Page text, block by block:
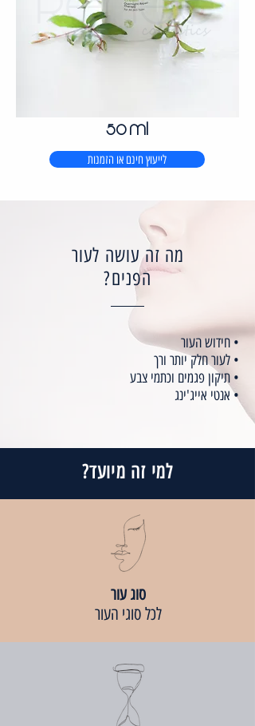
50 ml
לייעוץ חינם או הזמנות
מה זה עושה לעור
הפנים?
• חידוש העור
• לעור חלק יותר ורך
• תיקון פגמים וכתמי צבע
• אנטי אייג'ינג
למי זה מיועד?
סוג עור
לכל סוגי העור